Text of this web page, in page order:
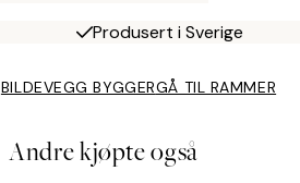
Produsert i Sverige
BILDEVEGG BYGGERGÅ TIL RAMMER
Andre kjøpte også